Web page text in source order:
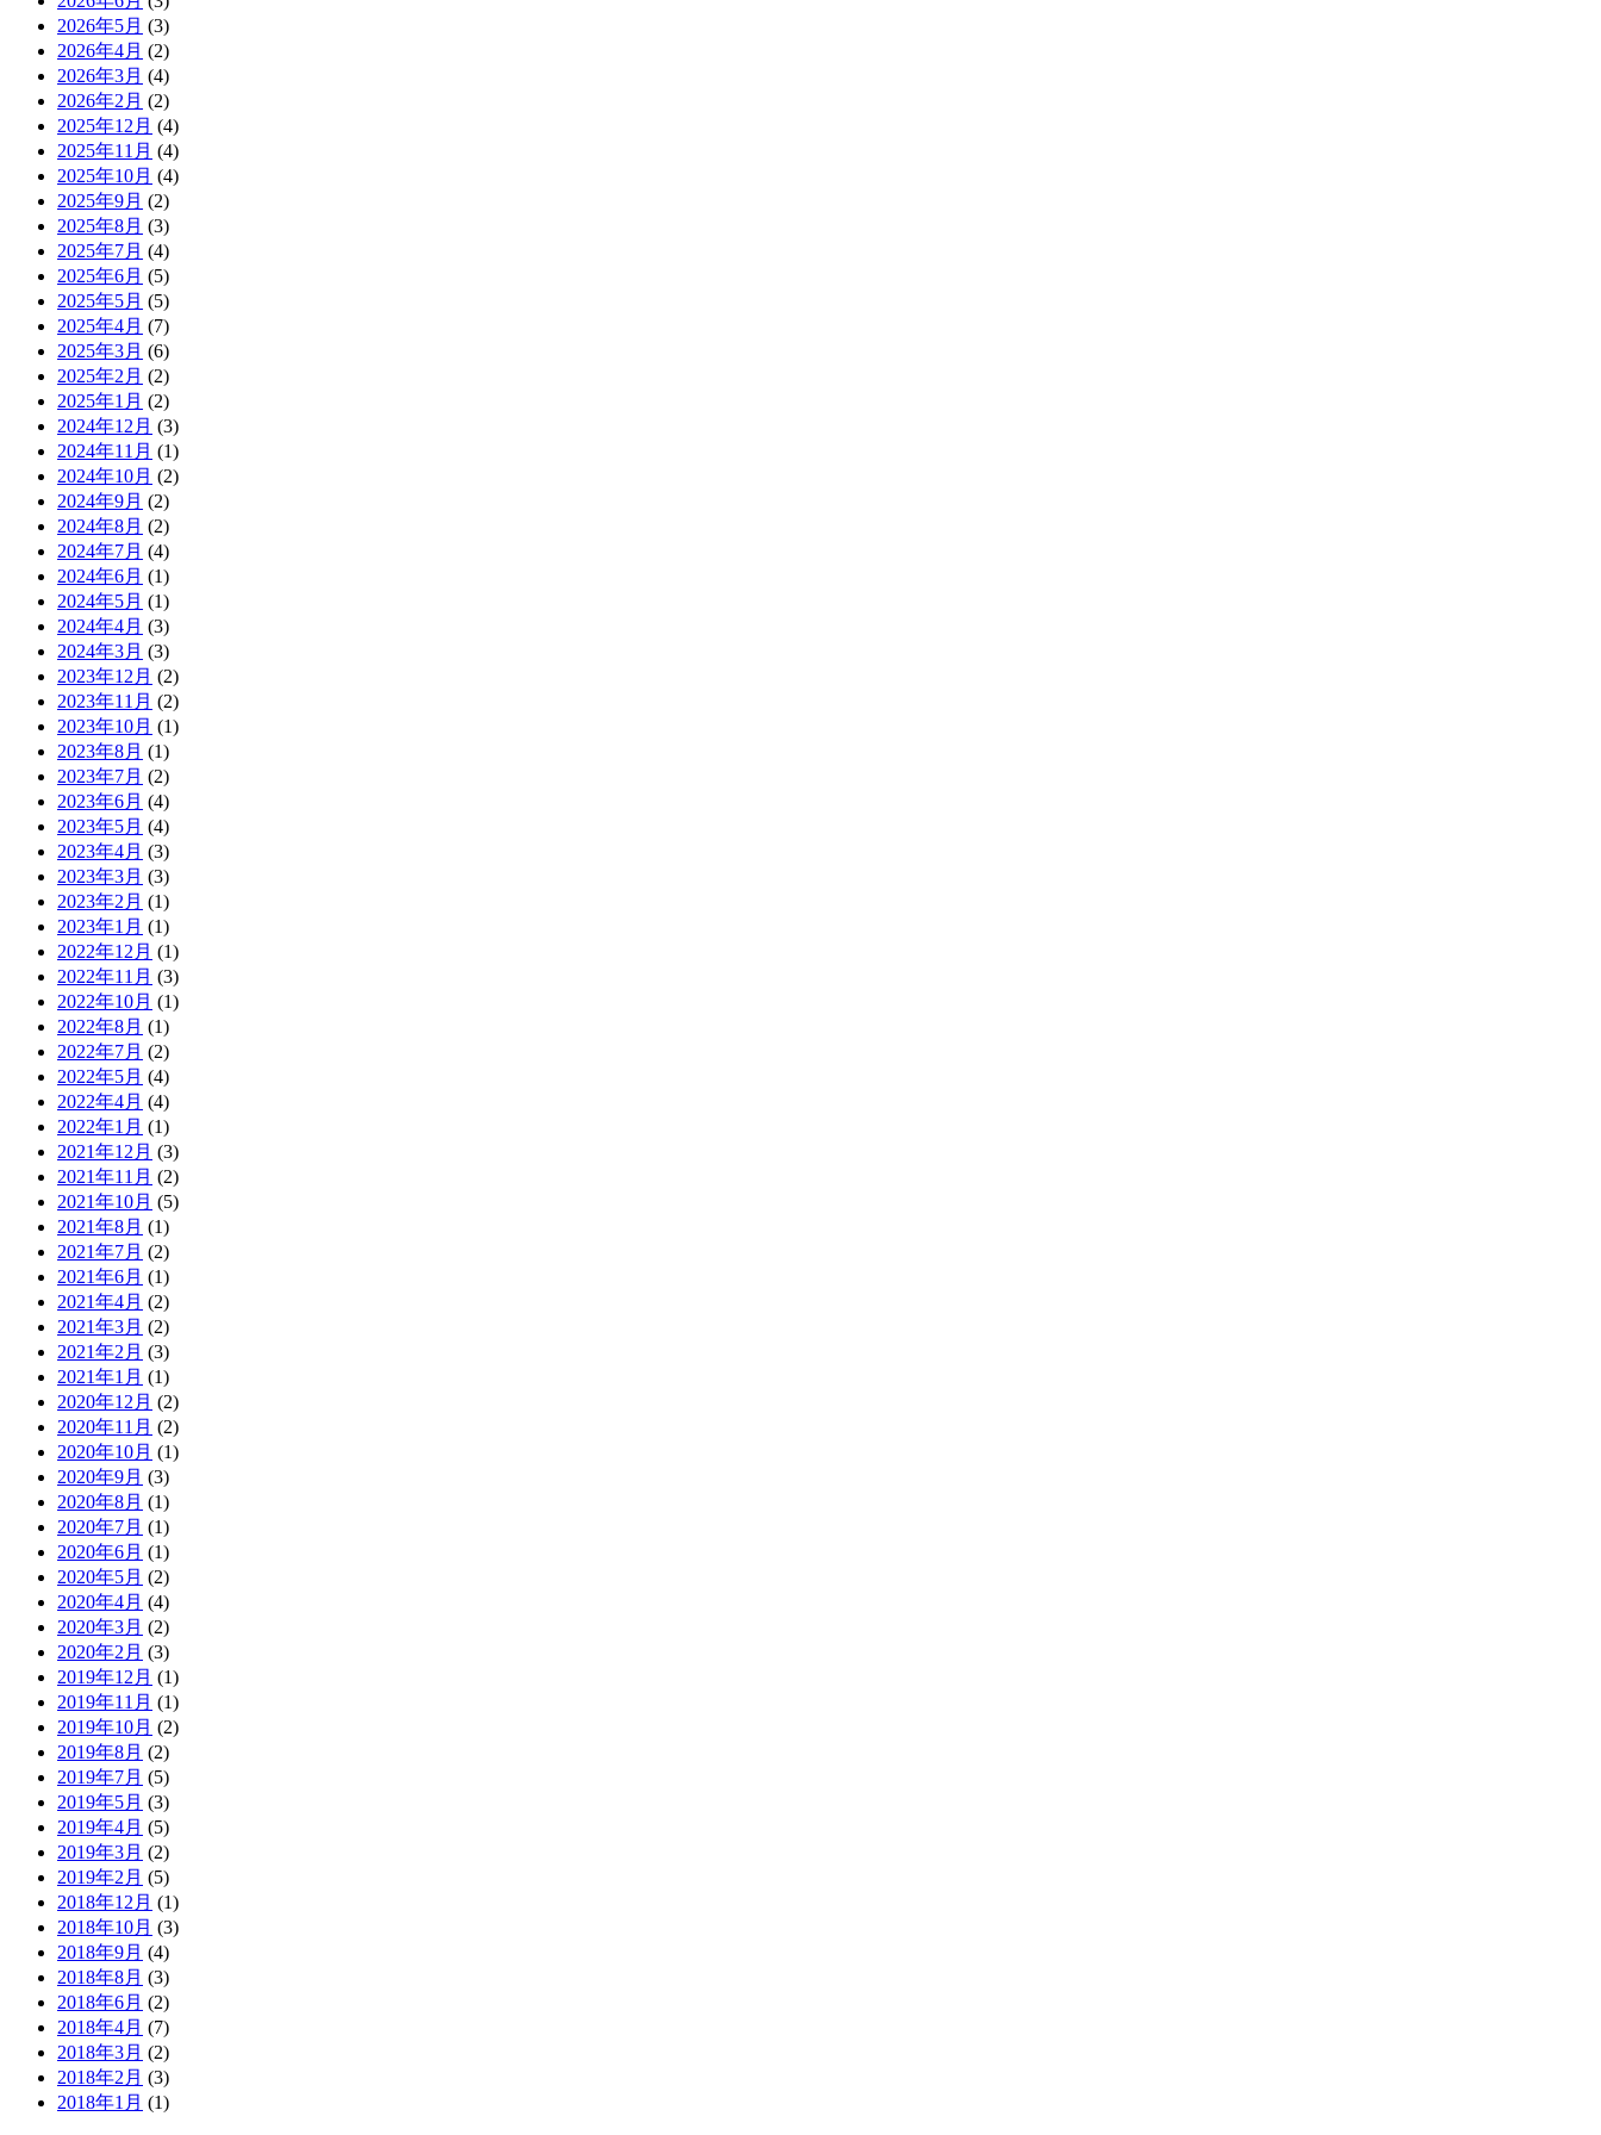
2026年5月 (3)
2026年4月 (2)
2026年3月 (4)
2026年2月 (2)
2025年12月 (4)
2025年11月 (4)
2025年10月 (4)
2025年9月 (2)
2025年8月 (3)
2025年7月 (4)
2025年6月 (5)
2025年5月 (5)
2025年4月 (7)
2025年3月 (6)
2025年2月 (2)
2025年1月 (2)
2024年12月 (3)
2024年11月 (1)
2024年10月 (2)
2024年9月 (2)
2024年8月 (2)
2024年7月 (4)
2024年6月 (1)
2024年5月 (1)
2024年4月 (3)
2024年3月 (3)
2023年12月 (2)
2023年11月 (2)
2023年10月 (1)
2023年8月 (1)
2023年7月 (2)
2023年6月 (4)
2023年5月 (4)
2023年4月 (3)
2023年3月 (3)
2023年2月 (1)
2023年1月 (1)
2022年12月 (1)
2022年11月 (3)
2022年10月 (1)
2022年8月 (1)
2022年7月 (2)
2022年5月 (4)
2022年4月 (4)
2022年1月 (1)
2021年12月 (3)
2021年11月 (2)
2021年10月 (5)
2021年8月 (1)
2021年7月 (2)
2021年6月 (1)
2021年4月 (2)
2021年3月 (2)
2021年2月 (3)
2021年1月 (1)
2020年12月 (2)
2020年11月 (2)
2020年10月 (1)
2020年9月 (3)
2020年8月 (1)
2020年7月 (1)
2020年6月 (1)
2020年5月 (2)
2020年4月 (4)
2020年3月 (2)
2020年2月 (3)
2019年12月 (1)
2019年11月 (1)
2019年10月 (2)
2019年8月 (2)
2019年7月 (5)
2019年5月 (3)
2019年4月 (5)
2019年3月 (2)
2019年2月 (5)
2018年12月 (1)
2018年10月 (3)
2018年9月 (4)
2018年8月 (3)
2018年6月 (2)
2018年4月 (7)
2018年3月 (2)
2018年2月 (3)
2018年1月 (1)